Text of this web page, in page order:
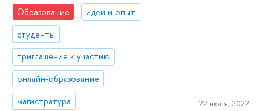
Образование
идеи и опыт
студенты
приглашение к участию
онлайн-образование
магистратура
22 июня, 2022 г.